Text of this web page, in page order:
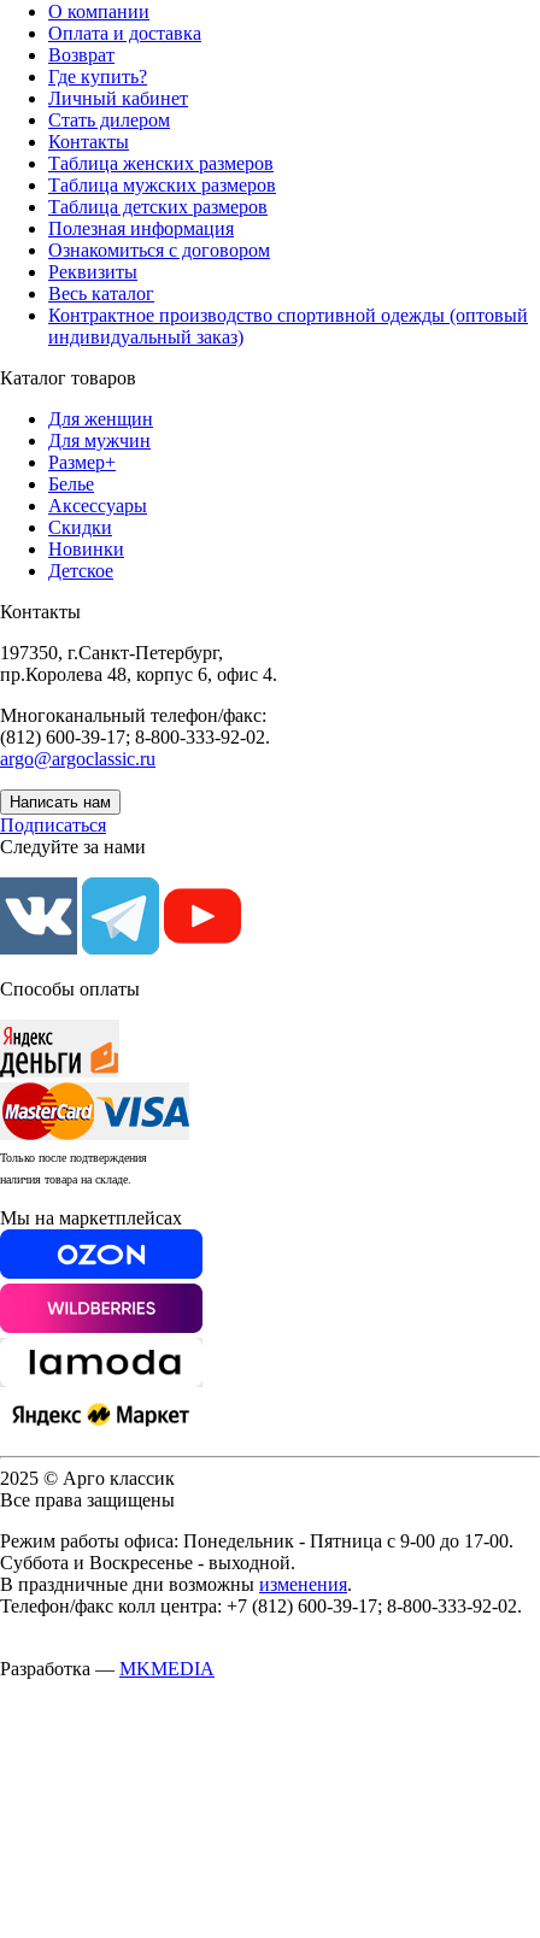
О компании
Оплата и доставка
Возврат
Где купить?
Личный кабинет
Стать дилером
Контакты
Таблица женских размеров
Таблица мужских размеров
Таблица детских размеров
Полезная информация
Ознакомиться с договором
Реквизиты
Весь каталог
Контрактное производство спортивной одежды (оптовый
индивидуальный заказ)
Каталог товаров
Для женщин
Для мужчин
Размер+
Белье
Аксессуары
Скидки
Новинки
Детское
Контакты
197350, г.Санкт-Петербург,
пр.Королева 48, корпус 6, офис 4.
Многоканальный телефон/факс:
(812) 600-39-17; 8-800-333-92-02.
argo@argoclassic.ru
Написать нам
Подписаться
Следуйте за нами
Способы оплаты
Только после подтверждения
наличия товара на складе.
Мы на маркетплейсах
2025 © Арго классик
Все права защищены
Режим работы офиса: Понедельник - Пятница с 9-00 до 17-00.
Суббота и Воскресенье - выходной.
В праздничные дни возможны изменения.
Телефон/факс колл центра: +7 (812) 600-39-17; 8-800-333-92-02.
Разработка — MKMEDIA